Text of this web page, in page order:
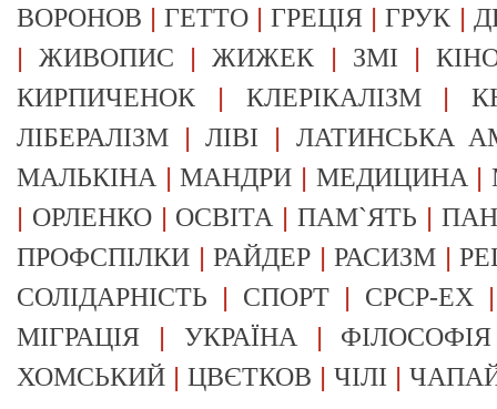
ВОРОНОВ |ГЕТТО |ГРЕЦІЯ |ГРУК |
|ЖИВОПИС |ЖИЖЕК | ЗМІ |
КИРПИЧЕНОК | КЛЕРІКАЛІЗМ|
ЛІБЕРАЛІЗМ |ЛІВІ | ЛАТИНСЬКА
МАЛЬКІНА |МАНДРИ | МЕДИЦИНА |
| ОРЛЕНКО| ОСВІТА |ПАМ`ЯТЬ |
ПРОФСПІЛКИ |РАЙДЕР |РАСИЗМ |
СОЛІДАРНІСТЬ | СПОРТ | СРСР-EX
МІГРАЦІЯ | УКРАЇНА | ФІЛОСОФІЯ
ХОМСЬКИЙ | ЦВЄТКОВ | ЧІЛІ |